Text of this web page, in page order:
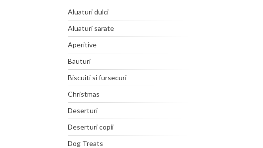
Aluaturi dulci
Aluaturi sarate
Aperitive
Bauturi
Biscuiti si fursecuri
Christmas
Deserturi
Deserturi copii
Dog Treats